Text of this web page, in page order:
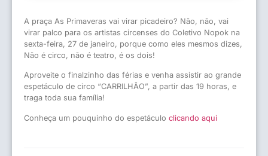
A praça As Primaveras vai virar picadeiro? Não, não, vai
virar palco para os artistas circenses do Coletivo Nopok na
sexta-feira, 27 de janeiro, porque como eles mesmos dizes,
Não é circo, não é teatro, é os dois!
Aproveite o finalzinho das férias e venha assistir ao grande
espetáculo de circo “CARRILHÃO”, a partir das 19 horas, e
traga toda sua família!
Conheça um pouquinho do espetáculo clicando aqui